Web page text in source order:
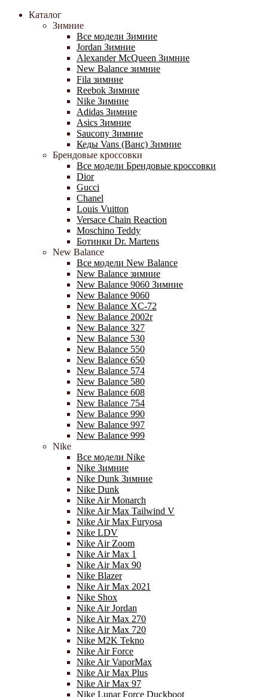
Каталог
Зимние
Все модели Зимние
Jordan Зимние
Alexander McQueen Зимние
New Balance зимние
Fila зимние
Reebok Зимние
Nike Зимние
Adidas Зимние
Asics Зимние
Saucony Зимние
Кеды Vans (Ванс) Зимние
Брендовые кроссовки
Все модели Брендовые кроссовки
Dior
Gucci
Chanel
Louis Vuitton
Versace Chain Reaction
Moschino Teddy
Ботинки Dr. Martens
New Balance
Все модели New Balance
New Balance зимние
New Balance 9060 Зимние
New Balance 9060
New Balance XC-72
New Balance 2002r
New Balance 327
New Balance 530
New Balance 550
New Balance 650
New Balance 574
New Balance 580
New Balance 608
New Balance 754
New Balance 990
New Balance 997
New Balance 999
Nike
Все модели Nike
Nike Зимние
Nike Dunk Зимние
Nike Dunk
Nike Air Monarch
Nike Air Max Tailwind V
Nike Air Max Furyosa
Nike LDV
Nike Air Zoom
Nike Air Max 1
Nike Air Max 90
Nike Blazer
Nike Air Max 2021
Nike Shox
Nike Air Jordan
Nike Air Max 270
Nike Air Max 720
Nike M2K Tekno
Nike Air Force
Nike Air VaporMax
Nike Air Max Plus
Nike Air Max 97
Nike Lunar Force Duckboot